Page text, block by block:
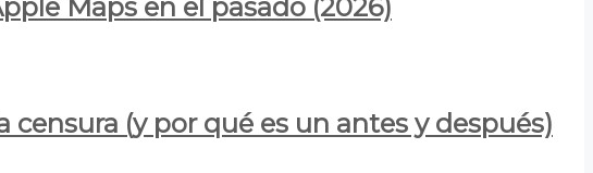
Maps en el pasado (2026)
(y por qué es un antes y después)